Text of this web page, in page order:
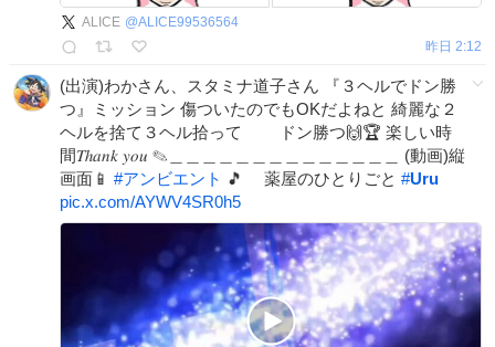
ALICE @ALICE99536564
昨日 2:12
(出演)わかさん、スタミナ道子さん 『３ヘルでドン勝
つ』ミッション 傷ついたのでもOKだよねと 綺麗な２
ヘルを捨て３ヘル拾って ドン勝つ🙌🏆 楽しい時
間𝑇ℎ𝑎𝑛𝑘 𝑦𝑜𝑢 ✎＿＿＿＿＿＿＿＿＿＿＿＿＿＿ (動画)縦
画面📱 #アンビエント 🎵 薬屋のひとりごと #Uru
pic.x.com/AYWV4SR0h5